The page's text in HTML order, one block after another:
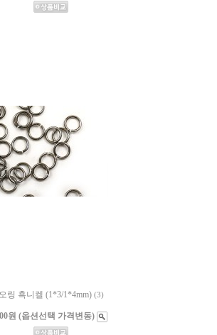
오링 흑니켈 (1*3/1*4mm) (3)
원 (옵션선택 가격변동)